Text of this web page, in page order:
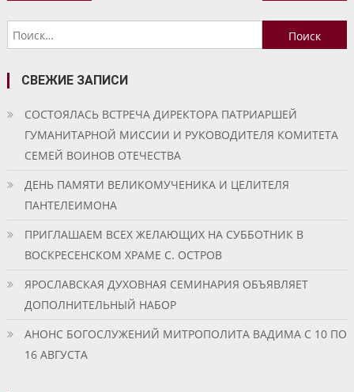
по
записям
Найти:
СВЕЖИЕ ЗАПИСИ
СОСТОЯЛАСЬ ВСТРЕЧА ДИРЕКТОРА ПАТРИАРШЕЙ
ГУМАНИТАРНОЙ МИССИИ И РУКОВОДИТЕЛЯ КОМИТЕТА
СЕМЕЙ ВОИНОВ ОТЕЧЕСТВА
ДЕНЬ ПАМЯТИ ВЕЛИКОМУЧЕНИКА И ЦЕЛИТЕЛЯ
ПАНТЕЛЕИМОНА
ПРИГЛАШАЕМ ВСЕХ ЖЕЛАЮЩИХ НА СУББОТНИК В
ВОСКРЕСЕНСКОМ ХРАМЕ С. ОСТРОВ
ЯРОСЛАВСКАЯ ДУХОВНАЯ СЕМИНАРИЯ ОБЪЯВЛЯЕТ
ДОПОЛНИТЕЛЬНЫЙ НАБОР
АНОНС БОГОСЛУЖЕНИЙ МИТРОПОЛИТА ВАДИМА С 10 ПО
16 АВГУСТА